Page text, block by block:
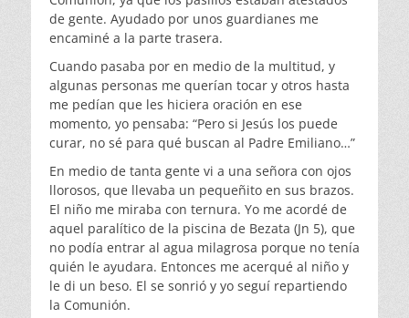
de gente. Ayudado por unos guardianes me
encaminé a la parte trasera.
Cuando pasaba por en medio de la multitud, y
algunas personas me querían tocar y otros hasta
me pedían que les hiciera oración en ese
momento, yo pensaba: “Pero si Jesús los puede
curar, no sé para qué buscan al Padre Emiliano…”
En medio de tanta gente vi a una señora con ojos
llorosos, que llevaba un pequeñito en sus brazos.
El niño me miraba con ternura. Yo me acordé de
aquel paralítico de la piscina de Bezata (Jn 5), que
no podía entrar al agua milagrosa porque no tenía
quién le ayudara. Entonces me acerqué al niño y
le di un beso. El se sonrió y yo seguí repartiendo
la Comunión.